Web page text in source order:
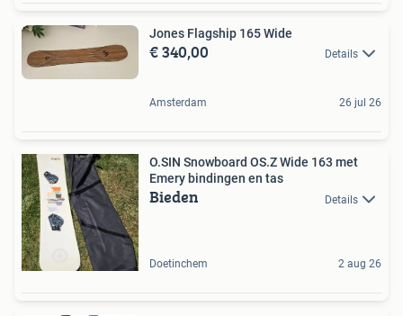
Jones Flagship 165 Wide
€ 340,00 Details
Amsterdam 26 jul 26
O.SIN Snowboard OS.Z Wide 163 met
Emery bindingen en tas
Bieden Details
Doetinchem 2 aug 26